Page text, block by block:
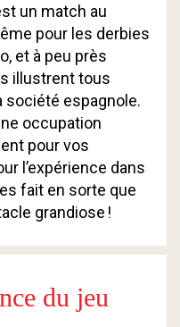
un match au
pour les derbies
et à peu près
illustrent tous
société espagnole.
occupation
pour vos
l’expérience dans
fait en sorte que
grandiose !
du jeu